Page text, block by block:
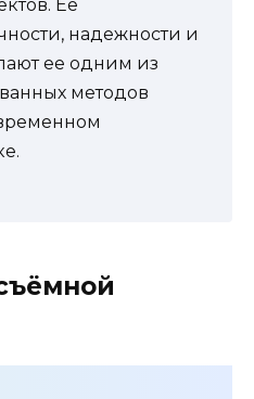
Ее
надежности и
ее одним из
методов